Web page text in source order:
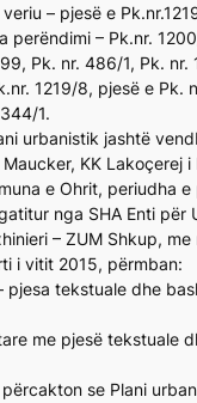
– pjesë e
perëndimi – Pk.nr.
Pk. nr. 486/1, Pk. nr.
1219/8, pjesë e Pk.
1.
urbanistik jashtë
KK Lakoçerej i
e Ohrit, periudha
nga SHA Enti për
– ZUM Shkup,
i vitit 2015, përmban:
pjesa tekstuale dhe
me pjesë tekstuale
se Plani